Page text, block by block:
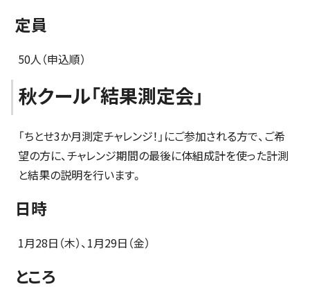
定員
50人（申込順）
秋クール「結果測定会」
「ちとせ3か月測定チャレンジ！」にご参加される方で、ご希
望の方に、チャレンジ期間の最後に体組成計を使った計測
と結果の説明を行います。
日時
1月28日（木）、1月29日（金）
ところ